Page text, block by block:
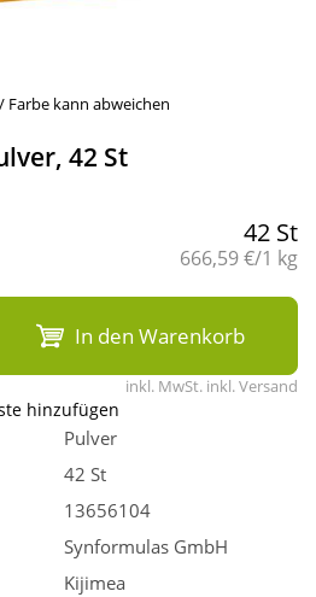
Farbe kann abweichen
42 St
42 St
Grundpreis:
666,59 €/1 kg
In den Warenkorb
inkl. MwSt. inkl. Versand
hinzufügen
Pulver
42 St
13656104
Synformulas GmbH
Kijimea